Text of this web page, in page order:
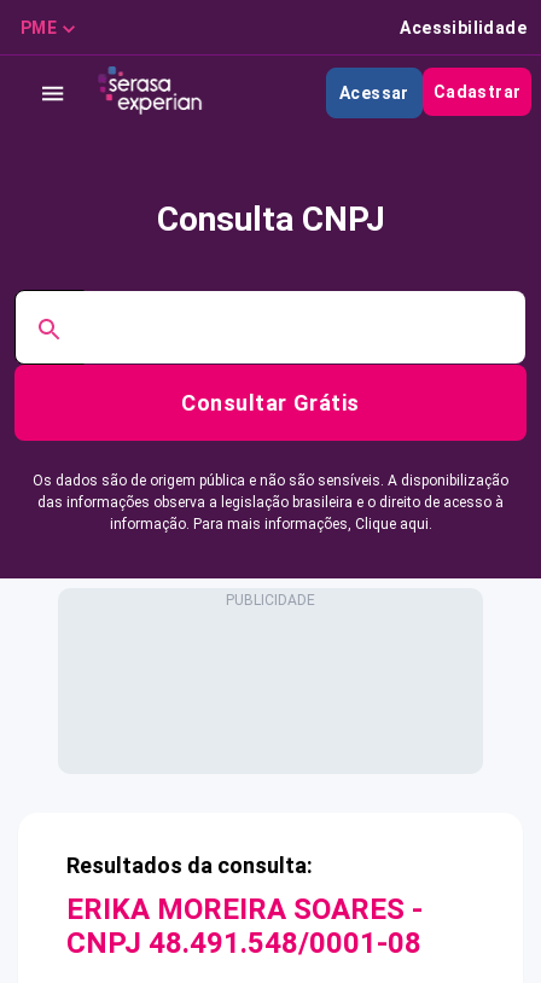
PME Acessibilidade
Acessar Cadastrar
Consulta CNPJ
Consultar Grátis
Os dados são de origem pública e não são sensíveis. A disponibilização
das informações observa a legislação brasileira e o direito de acesso à
informação. Para mais informações, Clique aqui.
Resultados da consulta:
ERIKA MOREIRA SOARES -
CNPJ 48.491.548/0001-08